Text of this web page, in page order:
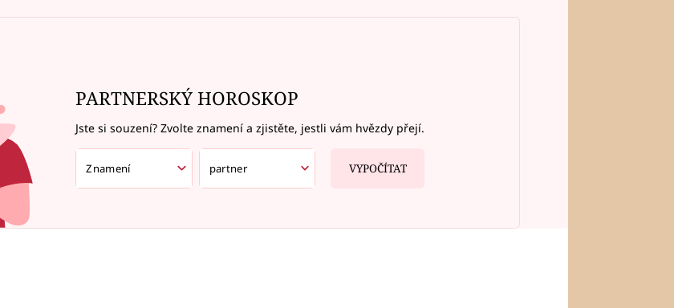
PARTNERSKÝ HOROSKOP
Jste si souzení? Zvolte znamení a zjistěte, jestli vám hvězdy přejí.
VYPOČÍTAT